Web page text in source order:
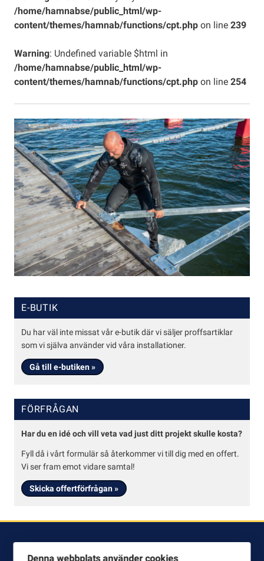
/home/hamnabse/public_html/wp-
content/themes/hamnab/functions/cpt.php on line 239
Warning: Undefined variable $html in
/home/hamnabse/public_html/wp-
content/themes/hamnab/functions/cpt.php on line 254
E-BUTIK
Du har väl inte missat vår e-butik där vi säljer proffsartiklar
som vi själva använder vid våra installationer.
Gå till e-butiken »
FÖRFRÅGAN
Har du en idé och vill veta vad just ditt projekt skulle kosta?
Fyll då i vårt formulär så återkommer vi till dig med en offert.
Vi ser fram emot vidare samtal!
Skicka offertförfrågan »
Denna webbplats använder cookies